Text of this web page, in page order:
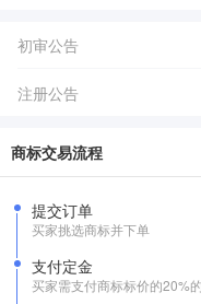
初审公告
注册公告
商标交易流程
提交订单
买家挑选商标并下单
支付定金
买家需支付商标标价的20%